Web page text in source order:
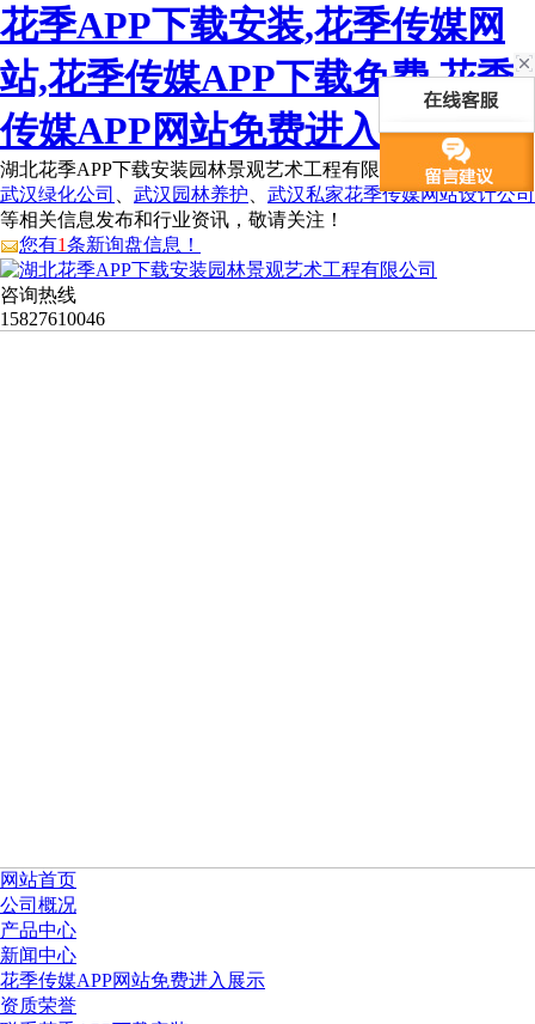
花季APP下载安装,花季传媒网
站,花季传媒APP下载免费,花季
传媒APP网站免费进入
湖北花季APP下载安装园林景观艺术工程有限公司为您免费提供
武汉绿化公司
武汉园林养护
武汉私家花季传媒网站设计公司
等相关信息发布和行业资讯，敬请关注！
您有1条新询盘信息！
咨询热线
15827610046
网站首页
公司概况
产品中心
新闻中心
花季传媒APP网站免费进入展示
资质荣誉